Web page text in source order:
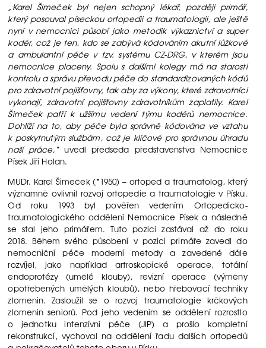
„Karel Šimeček byl nejen schopný lékař, později primář,
který posouval píseckou ortopedii a traumatologii, ale ještě
nyní v nemocnici působí jako metodik výkaznictví a super
kodér, což je ten, kdo se zabývá kódováním akutní lůžkové
a ambulantní péče v tzv. systému CZ-DRG, v kterém jsou
nemocnice placeny. Spolu s dalšími kolegy má na starosti
kontrolu a správu převodu péče do standardizovaných kódů
pro zdravotní pojišťovny, tak aby za výkony, které zdravotníci
vykonají, zdravotní pojišťovny zdravotníkům zaplatily. Karel
Šimeček patří k užšímu vedení týmu kodérů nemocnice.
Dohlíží na to, aby péče byla správně kódována ve vztahu
k poskytnutým službám, což je klíčové pro správnou úhradu
naší práce,“uvedl předseda představenstva Nemocnice
Písek Jiří Holan.
MUDr. Karel Šimeček (*1950) – ortoped a traumatolog, který
významně ovlivnil rozvoj ortopedie a traumatologie v Písku.
Od roku 1993 byl pověřen vedením Ortopedicko-
traumatologického oddělení Nemocnice Písek a následně
se stal jeho primářem. Tuto pozici zastával až do roku
2018. Během svého působení v pozici primáře zavedl do
nemocniční péče moderní metody a zavedené dále
rozvíjel, jako například artroskopické operace, totální
endoprotézy (umělé klouby), revizní operace (výměny
opotřebených umělých kloubů), nebo hřebovací techniky
zlomenin. Zasloužil se o rozvoj traumatologie krčkových
zlomenin seniorů. Pod jeho vedením se oddělení rozrostlo
o jednotku intenzívní péče (JIP) a prošlo kompletní
rekonstrukcí, vychoval na oddělení řadu dalších ortopedů